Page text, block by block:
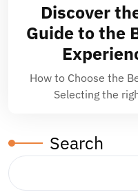
Discover
Guide to the
How to Choose the
Selecting the
Search